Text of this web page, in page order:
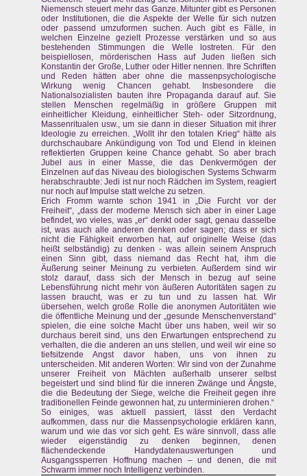
Niemensch steuert mehr das Ganze. Mitunter gibt es Personen
oder Institutionen, die die Aspekte der Welle für sich nutzen
oder passend umzuformen suchen. Auch gibt es Fälle, in
welchen Einzelne gezielt Prozesse verstärken und so aus
bestehenden Stimmungen die Welle lostreten. Für den
beispiellosen, mörderischen Hass auf Juden ließen sich
Konstantin der Große, Luther oder Hitler nennen. Ihre Schriften
und Reden hätten aber ohne die massenpsychologische
Wirkung wenig Chancen gehabt. Insbesondere die
Nationalsozialisten bauten ihre Propaganda darauf auf. Sie
stellen Menschen regelmäßig in größere Gruppen mit
einheitlicher Kleidung, einheitlicher Steh- oder Sitzordnung,
Massenritualen usw., um sie dann in dieser Situation mit ihrer
Ideologie zu erreichen. „Wollt ihr den totalen Krieg“ hätte als
durchschaubare Ankündigung von Tod und Elend in kleinen
reflektierten Gruppen keine Chance gehabt. So aber brach
Jubel aus in einer Masse, die das Denkvermögen der
Einzelnen auf das Niveau des biologischen Systems Schwarm
herabschraubte: Jedi ist nur noch Rädchen im System, reagiert
nur noch auf Impulse statt welche zu setzen.
Erich Fromm warnte schon 1941 in „Die Furcht vor der
Freiheit“, „dass der moderne Mensch sich aber in einer Lage
befindet, wo vieles, was „er“ denkt oder sagt, genau dasselbe
ist, was auch alle anderen denken oder sagen; dass er sich
nicht die Fähigkeit erworben hat, auf originelle Weise (das
heißt selbständig) zu denken - was allein seinem Anspruch
einen Sinn gibt, dass niemand das Recht hat, ihm die
Äußerung seiner Meinung zu verbieten. Außerdem sind wir
stolz darauf, dass sich der Mensch in bezug auf seine
Lebensführung nicht mehr von äußeren Autoritäten sagen zu
lassen braucht, was er zu tun und zu lassen hat. Wir
übersehen, welch große Rolle die anonymen Autoritäten wie
die öffentliche Meinung und der „gesunde Menschenverstand“
spielen, die eine solche Macht über uns haben, weil wir so
durchaus bereit sind, uns den Erwartungen entsprechend zu
verhalten, die die anderen an uns stellen, und weil wir eine so
tiefsitzende Angst davor haben, uns von ihnen zu
unterscheiden. Mit anderen Worten: Wir sind von der Zunahme
unserer Freiheit von Mächten außerhalb unserer selbst
begeistert und sind blind für die inneren Zwänge und Ängste,
die die Bedeutung der Siege, welche die Freiheit gegen ihre
traditionellen Feinde gewonnen hat, zu unterminieren drohen.“
So einiges, was aktuell passiert, lässt den Verdacht
aufkommen, dass nur die Massenpsychologie erklären kann,
warum und wie das vor sich geht. Es wäre sinnvoll, dass alle
wieder eigenständig zu denken beginnen, denen
flächendeckende Handydatenauswertungen und
Ausgangssperren Hoffnung machen – und denen, die mit
Schwarm immer noch Intelligenz verbinden.